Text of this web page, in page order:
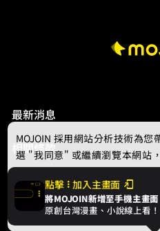
最新消息
相關條款
聯絡我們點擊 加入主畫面
將MOJOIN新增至手機主畫
原創台灣漫畫、小說線上看！
MOJOIN 採用網站分析技術為您
選 "我同意" 或繼續瀏覽本網站
Cookie，欲瞭解更多資訊請見隱
我同